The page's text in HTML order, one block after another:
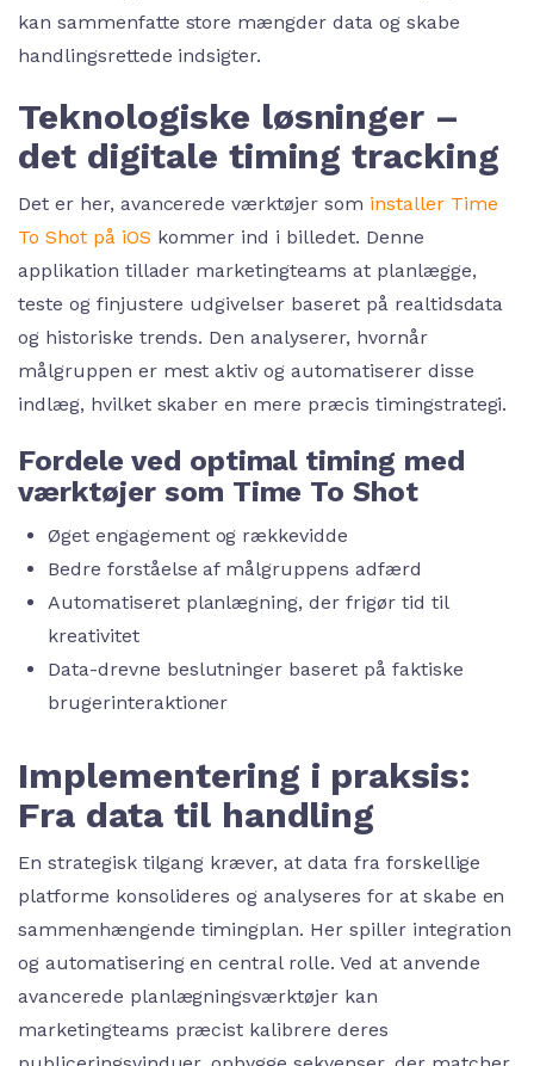
kan sammenfatte store mængder data og skabe
handlingsrettede indsigter.
Teknologiske løsninger –
det digitale timing tracking
Det er her, avancerede værktøjer som installer Time
To Shot på iOS kommer ind i billedet. Denne
applikation tillader marketingteams at planlægge,
teste og finjustere udgivelser baseret på realtidsdata
og historiske trends. Den analyserer, hvornår
målgruppen er mest aktiv og automatiserer disse
indlæg, hvilket skaber en mere præcis timingstrategi.
Fordele ved optimal timing med
værktøjer som Time To Shot
Øget engagement og rækkevidde
Bedre forståelse af målgruppens adfærd
Automatiseret planlægning, der frigør tid til
kreativitet
Data-drevne beslutninger baseret på faktiske
brugerinteraktioner
Implementering i praksis:
Fra data til handling
En strategisk tilgang kræver, at data fra forskellige
platforme konsolideres og analyseres for at skabe en
sammenhængende timingplan. Her spiller integration
og automatisering en central rolle. Ved at anvende
avancerede planlægningsværktøjer kan
marketingteams præcist kalibrere deres